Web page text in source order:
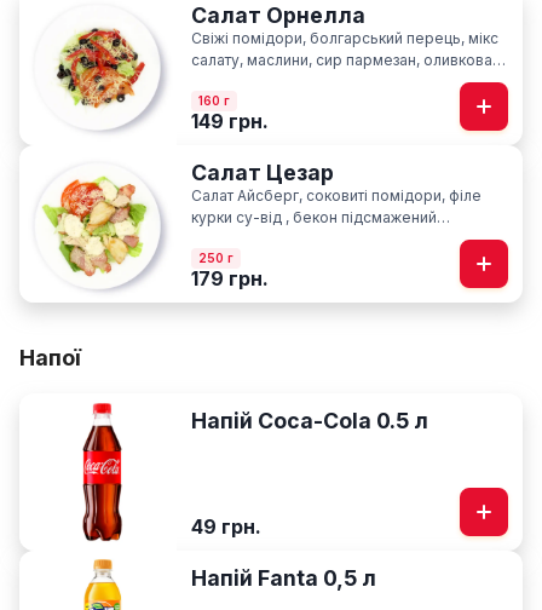
Салат Орнелла
Свіжі помідори, болгарський перець, мікс
салату, маслини, сир пармезан, оливкова
160 г
149 грн.
Салат Цезар
Салат Айсберг, соковиті помідори, філе
курки су-від , бекон підсмажений
слайсами, сир пармезан, фірмовий соус
Цезар
250 г
179 грн.
Напої
Напій Coca-Cola 0.5 л
49 грн.
Напій Fanta 0,5 л